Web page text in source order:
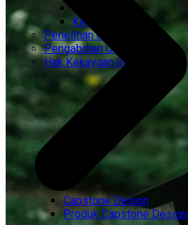
CEMTI
KK Regresi
Penelitian Unggulan
Pengabdian Unggulan
Hak Kekayaan Intelektual
Capstone Design
Produk Capstone Design